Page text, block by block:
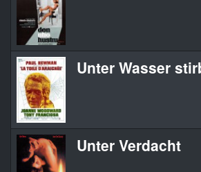
Unter Wasser
Unter Verdacht